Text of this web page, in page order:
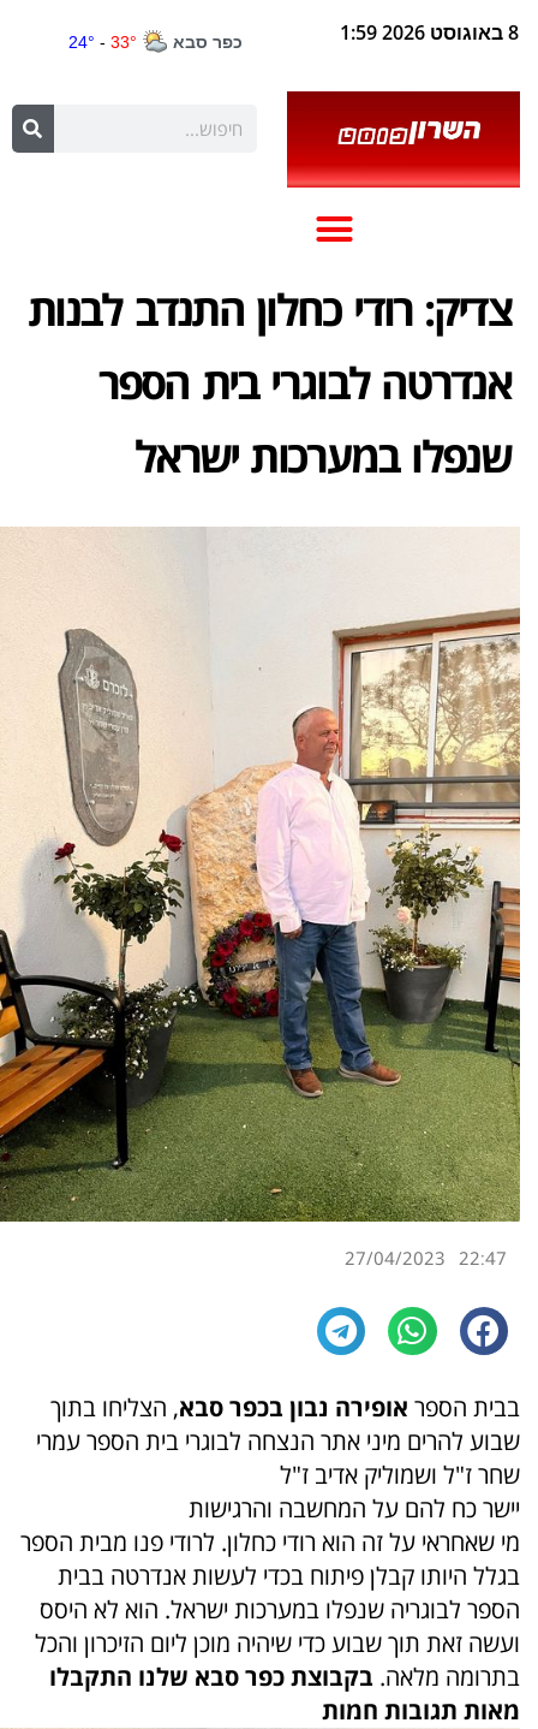
8 באוגוסט 2026 1:59
צדיק: רודי כחלון התנדב לבנות
אנדרטה לבוגרי בית הספר
שנפלו במערכות ישראל
22:47
27/04/2023
בבית הספר אופירה נבון בכפר סבא, הצליחו בתוך
שבוע להרים מיני אתר הנצחה לבוגרי בית הספר עמרי
שחר ז"ל ושמוליק אדיב ז"ל
יישר כח להם על המחשבה והרגישות
מי שאחראי על זה הוא רודי כחלון. לרודי פנו מבית הספר
בגלל היותו קבלן פיתוח בכדי לעשות אנדרטה בבית
הספר לבוגריה שנפלו במערכות ישראל. הוא לא היסס
ועשה זאת תוך שבוע כדי שיהיה מוכן ליום הזיכרון והכל
בתרומה מלאה. בקבוצת כפר סבא שלנו התקבלו
מאות תגובות חמות